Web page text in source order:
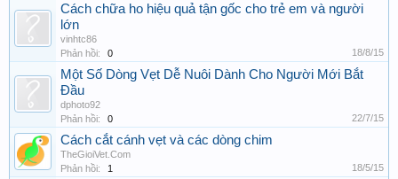
Cách chữa ho hiệu quả tận gốc cho trẻ em và người
lớn
vinhtc86
Phản hồi:
0 18/8/15
Một Số Dòng Vẹt Dễ Nuôi Dành Cho Người Mới Bắt
Đầu
dphoto92
Phản hồi:
0 22/7/15
Cách cắt cánh vẹt và các dòng chim
TheGioiVet.Com
Phản hồi:
1 18/5/15